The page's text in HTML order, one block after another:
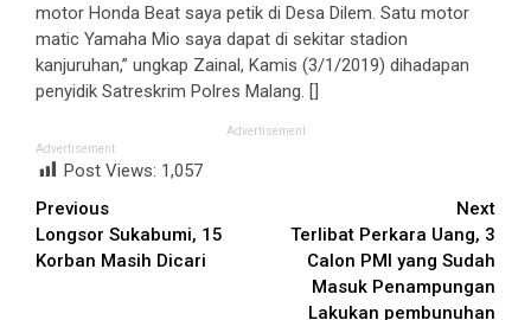
motor Honda Beat saya petik di Desa Dilem. Satu motor
matic Yamaha Mio saya dapat di sekitar stadion
kanjuruhan,” ungkap Zainal, Kamis (3/1/2019) dihadapan
penyidik Satreskrim Polres Malang. []
Advertisement
Advertisement
Post Views: 1,057
Continue
Reading
Previous
Longsor Sukabumi, 15
Korban Masih Dicari
Next
Terlibat Perkara Uang, 3
Calon PMI yang Sudah
Masuk Penampungan
Lakukan pembunuhan